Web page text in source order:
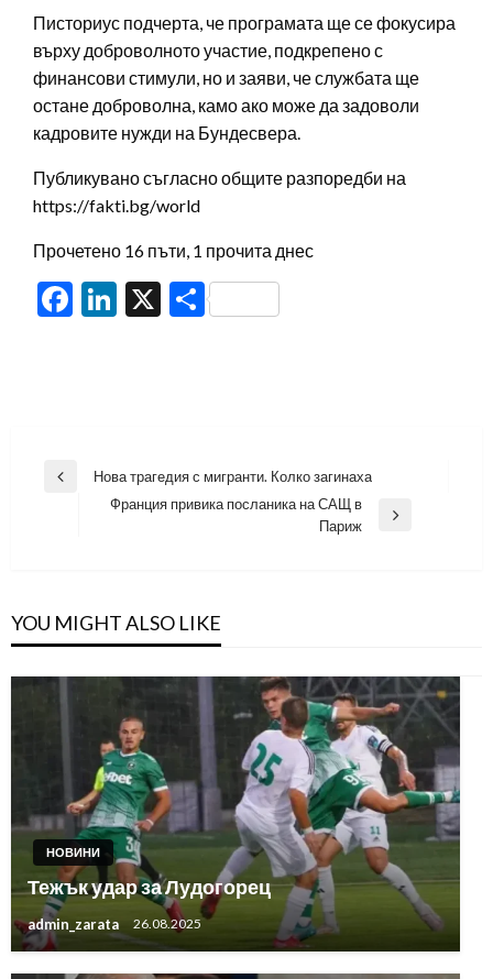
Писториус подчерта, че програмата ще се фокусира
върху доброволното участие, подкрепено с
финансови стимули, но и заяви, че службата ще
остане доброволна, камо ако може да задоволи
кадровите нужди на Бундесвера.
Публикувано съгласно общите разпоредби на
https://fakti.bg/world
Прочетено 16 пъти, 1 прочита днес
Facebook
LinkedIn
X Share
Навигация
Previous
Нова трагедия с мигранти. Колко загинаха
Франция привика посланика на САЩ в
Париж
YOU MIGHT ALSO LIKE
НОВИНИ
Тежък удар за Лудогорец
admin_zarata 26.08.2025